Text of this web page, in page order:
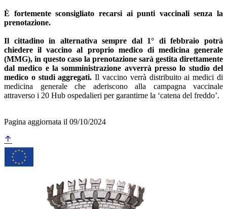
È fortemente sconsigliato recarsi ai punti vaccinali senza la
prenotazione.
Il cittadino in alternativa sempre dal 1° di febbraio potrà
chiedere il vaccino al proprio medico di medicina generale
(MMG), in questo caso la prenotazione sarà gestita direttamente
dal medico e la somministrazione avverrà presso lo studio del
medico o studi aggregati. Il vaccino verrà distribuito ai medici di
medicina generale che aderiscono alla campagna vaccinale
attraverso i 20 Hub ospedalieri per garantirne la ‘catena del freddo’.
Pagina aggiornata il 09/10/2024